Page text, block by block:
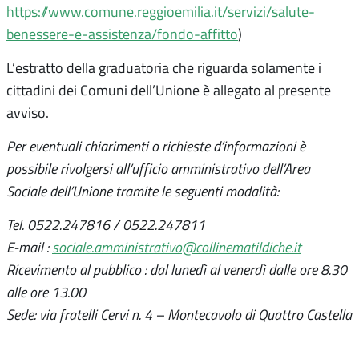
https://www.comune.reggioemilia.it/servizi/salute-
benessere-e-assistenza/fondo-affitto)
L’estratto della graduatoria che riguarda solamente i
cittadini dei Comuni dell’Unione è allegato al presente
avviso.
Per eventuali chiarimenti o richieste d’informazioni è
possibile rivolgersi all’ufficio amministrativo dell’Area
Sociale dell’Unione tramite le seguenti modalità:
Tel. 0522.247816 / 0522.247811
E-mail :sociale.amministrativo@collinematildiche.it
Ricevimento al pubblico : dal lunedì al venerdì dalle ore 8.30
alle ore 13.00
Sede: via fratelliCervi n. 4 – Montecavolo di Quattro Castella